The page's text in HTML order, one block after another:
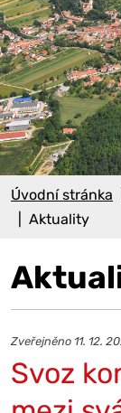
Úvodní stránka
Aktuality
Zveřejněno 11. 12.
Svoz